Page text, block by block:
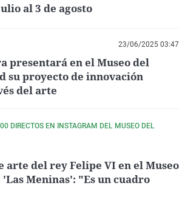
al 3 de agosto
23/06/2025 03:47
presentará en el Museo del
su proyecto de innovación
del arte
DIRECTOS EN INSTAGRAM DEL MUSEO DEL
arte del rey Felipe VI en el Museo
Meninas': "Es un cuadro